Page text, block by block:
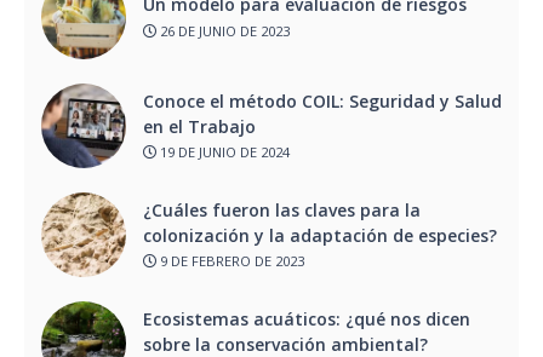
Un modelo para evaluación de riesgos
26 DE JUNIO DE 2023
Conoce el método COIL: Seguridad y Salud
en el Trabajo
19 DE JUNIO DE 2024
¿Cuáles fueron las claves para la
colonización y la adaptación de especies?
9 DE FEBRERO DE 2023
Ecosistemas acuáticos: ¿qué nos dicen
sobre la conservación ambiental?